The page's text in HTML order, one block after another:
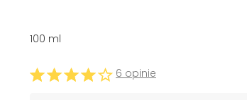
100 ml
6 opinie